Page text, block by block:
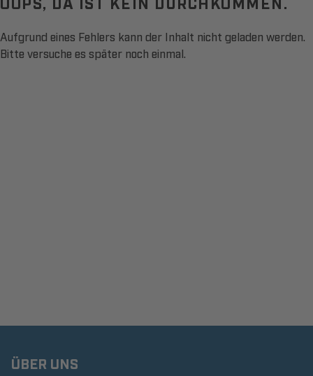
Aufgrund eines Fehlers kann der Inhalt nicht geladen werden.
Bitte versuche es später noch einmal.
ÜBER UNS